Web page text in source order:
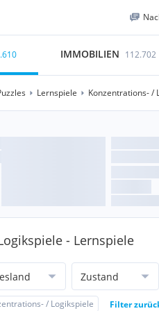
IMMOBILIEN 112.702
Lernspiele Konzentrations- /
- Lernspiele
Zustand
/ Logikspiele Filter